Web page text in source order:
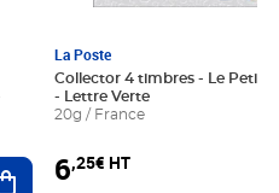
Ajouter au panier
La Poste
Collector 4 timbres - Le Petit
- Lettre Verte
20g / France
6,25€ HT